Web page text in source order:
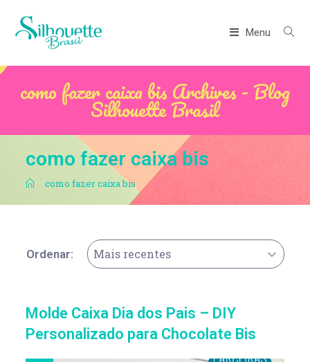
Menu
como fazer caixa bis Archives - Blog
Silhouette Brasil
como fazer caixa bis
. como fazer caixa bis
Ordenar: Mais recentes
Molde Caixa Dia dos Pais – DIY
Personalizado para Chocolate Bis